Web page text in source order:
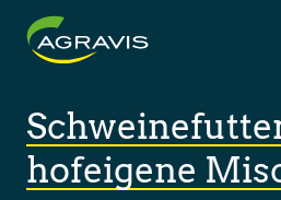
hofeigene